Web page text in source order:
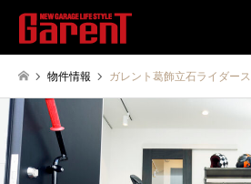
物件情報 ガレント葛飾立石ライダース